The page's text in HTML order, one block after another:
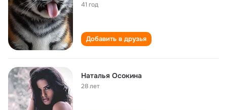
41 год
Добавить в друзья
Наталья Осокина
28 лет